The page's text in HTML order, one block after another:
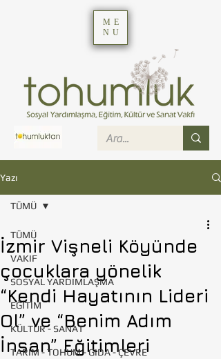
ME
NU
Yazı
TÜMÜ
VAKIF
SOSYAL YARDIMLAŞMA
EĞİTİM
KÜLTÜR - SANAT
TARIM - TOHUM - GIDA - ÇEVRE
TÜMÜ
İzmir Vişneli Köyünde
çocuklara yönelik
“Kendi Hayatının Lideri
Ol” ve “Benim Adım
İnsan” Eğitimleri